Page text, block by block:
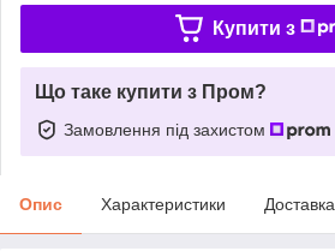
Купити з
Що таке купити з Пром?
Замовлення під захистом
Опис Характеристики Доставка